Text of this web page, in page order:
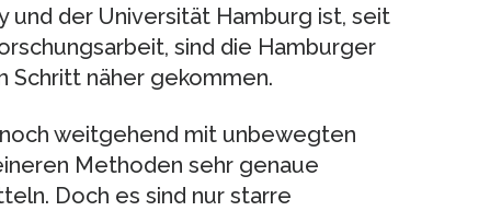
und der Universität Hamburg ist, seit
sind die Hamburger
Schritt näher gekommen.
weitgehend mit unbewegten
Methoden sehr genaue
Doch es sind nur starre